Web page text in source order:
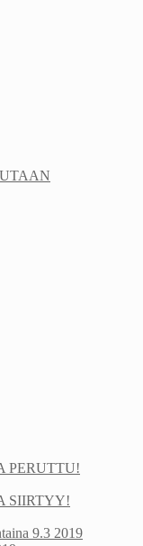
PERUTTU!
SIIRTYY!
9.3 2019